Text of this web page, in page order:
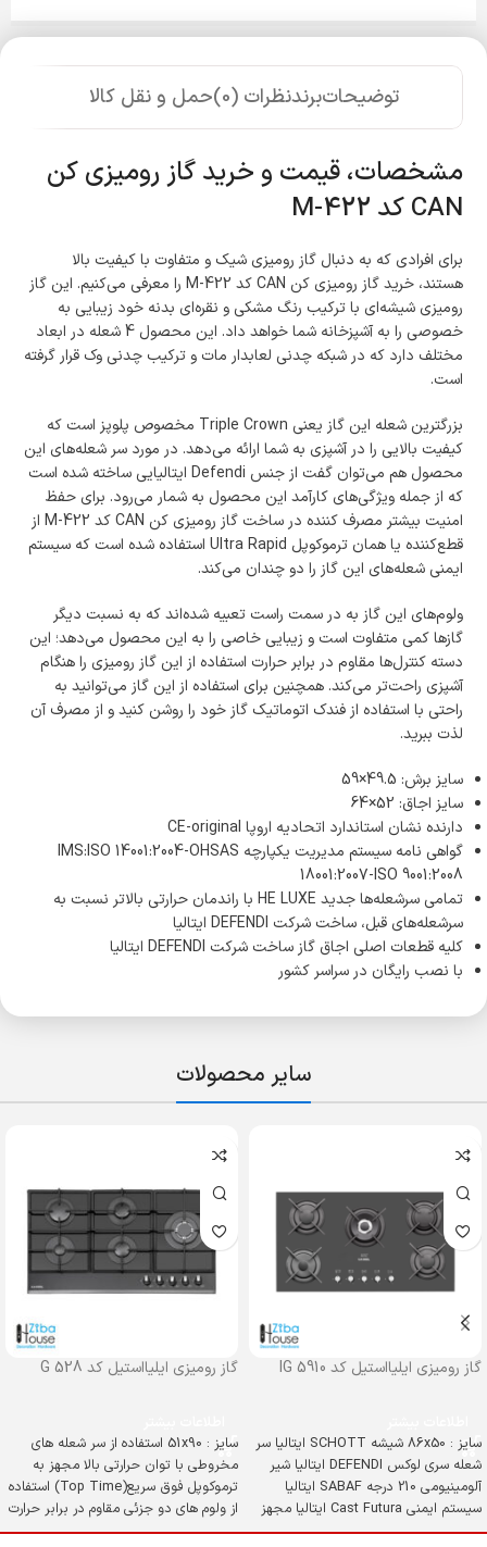
توضیحاتبرندنظرات (0) حمل و نقل کالا
مشخصات، قیمت و خرید گاز رومیزی کن
CAN کد M-422
برای افرادی که به دنبال گاز رومیزی شیک و متفاوت با کیفیت بالا
هستند، خرید گاز رومیزی کن CAN کد M-422 را معرفی می‌کنیم. این گاز
رومیزی شیشه‌ای با ترکیب رنگ مشکی و نقره‌ای بدنه خود زیبایی به
خصوصی را به آشپزخانه شما خواهد داد. این محصول 4 شعله در ابعاد
مختلف دارد که در شبکه چدنی لعابدار مات و ترکیب چدنی وک قرار گرفته
است.
بزرگترین شعله این گاز یعنی Triple Crown مخصوص پلوپز است که
کیفیت بالایی را در آشپزی به شما ارائه می‌دهد. در مورد سر شعله‌های این
محصول هم می‌توان گفت از جنس Defendi ایتالیایی ساخته شده است
که از جمله ویژگی‌های کارآمد این محصول به شمار می‌رود. برای حفظ
امنیت بیشتر مصرف کننده در ساخت گاز رومیزی کن CAN کد M-422 از
قطع‌کننده یا همان ترموکوپل Ultra Rapid استفاده شده است که سیستم
ایمنی شعله‌های این گاز را دو چندان می‌کند.
ولوم‌های این گاز به در سمت راست تعبیه شده‌اند که به نسبت دیگر
گازها کمی متفاوت است و زیبایی خاصی را به این محصول می‌دهد؛ این
دسته کنترل‌ها مقاوم در برابر حرارت استفاده از این گاز رومیزی را هنگام
آشپزی راحت‌تر می‌کند. همچنین برای استفاده از این گاز می‌توانید به
راحتی با استفاده از فندک اتوماتیک گاز خود را روشن کنید و از مصرف آن
لذت ببرید.
سایز برش: 49.5×59
سایز اجاق: 52×64
دارنده نشان استاندارد اتحادیه اروپا CE-original
گواهی نامه سیستم مدیریت یکپارچه IMS:ISO 14001:2004-OHSAS
18001:2007-ISO 9001:2008
تمامی سرشعله‌ها جدید HE LUXE با راندمان حرارتی بالاتر نسبت به
سرشعله‌های قبل، ساخت شرکت DEFENDI ایتالیا
کلیه قطعات اصلی اجاق گاز ساخت شرکت DEFENDI ایتالیا
با نصب رایگان در سراسر کشور
سایر محصولات
گاز رومیزی ایلیااستیل کد IG 5910
سایز : 86x50 شیشه SCHOTT ایتالیا سر
شعله سری لوکس DEFENDI ایتالیا شیر
آلومینیومی 210 درجه SABAF ایتالیا
سیستم ایمنی Cast Futura ایتالیا مجهز
به ولوم دو جزئی از جنس باکالیت (نسوز)
گاز رومیزی ایلیااستیل کد G 528
سایز : 51x90 استفاده از سر شعله های
مخروطی با توان حرارتی بالا مجهز به
ترموکوپل فوق سریع(Top Time) استفاده
از ولوم های دو جزئی مقاوم در برابر حرارت
شیشه سکوریت مقاوم در برابر حرارت و